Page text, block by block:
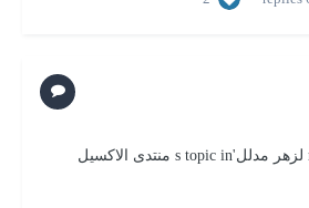
لزهر مدلل's topic in
منتدى الاكسيل